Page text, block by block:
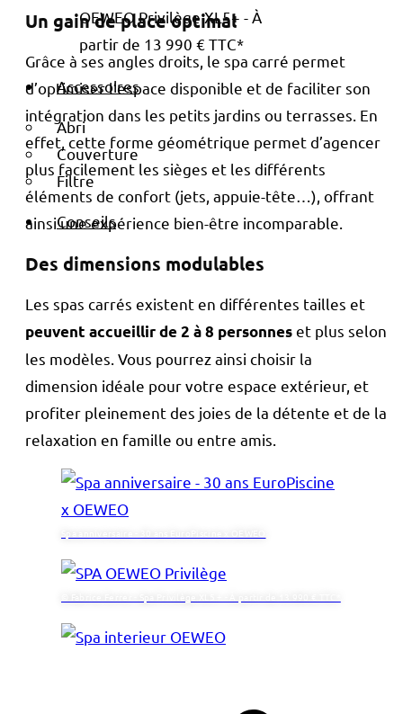
OEWEO Privilège XL5+ - À
partir de 13 990 € TTC*
Accessoires
Abri
Couverture
Filtre
Conseils
Un gain de place optimal
Grâce à ses angles droits, le spa carré permet
d’optimiser l’espace disponible et de faciliter son
intégration dans les petits jardins ou terrasses. En
effet, cette forme géométrique permet d’agencer
plus facilement les sièges et les différents
éléments de confort (jets, appuie-tête…), offrant
ainsi une expérience bien-être incomparable.
Des dimensions modulables
Les spas carrés existent en différentes tailles et
peuvent accueillir de 2 à 8 personneset plus selon
les modèles. Vous pourrez ainsi choisir la
dimension idéale pour votre espace extérieur, et
profiter pleinement des joies de la détente et de la
relaxation en famille ou entre amis.